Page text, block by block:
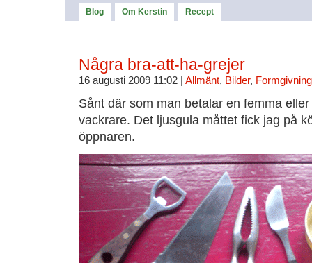
Blog Om Kerstin Recept
Några bra-att-ha-grejer
16 augusti 2009 11:02 | Allmänt, Bilder,
Sånt där som man betalar en femma
vackrare. Det ljusgula måttet fick jag på
öppnaren.